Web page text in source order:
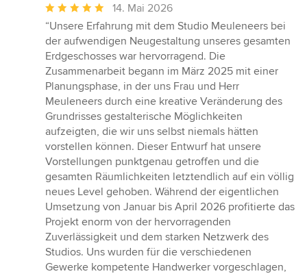
Durchschnittliche
Bewertung:
5
von
5
Sternen
14. Mai 2026
“Unsere Erfahrung mit dem Studio Meuleneers bei
der aufwendigen Neugestaltung unseres gesamten
Erdgeschosses war hervorragend. Die
Zusammenarbeit begann im März 2025 mit einer
Planungsphase, in der uns Frau und Herr
Meuleneers durch eine kreative Veränderung des
Grundrisses gestalterische Möglichkeiten
aufzeigten, die wir uns selbst niemals hätten
vorstellen können. Dieser Entwurf hat unsere
Vorstellungen punktgenau getroffen und die
gesamten Räumlichkeiten letztendlich auf ein völlig
neues Level gehoben. Während der eigentlichen
Umsetzung von Januar bis April 2026 profitierte das
Projekt enorm von der hervorragenden
Zuverlässigkeit und dem starken Netzwerk des
Studios. Uns wurden für die verschiedenen
Gewerke kompetente Handwerker vorgeschlagen,